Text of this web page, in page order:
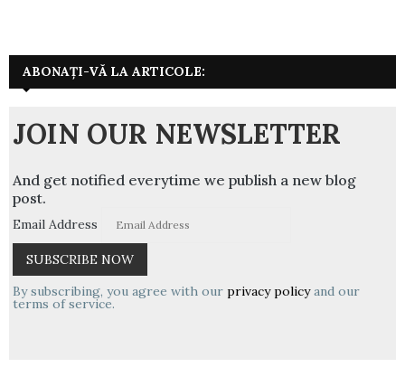
ABONAȚI-VĂ LA ARTICOLE:
JOIN OUR NEWSLETTER
And get notified everytime we publish a new blog
post.
Email Address
By subscribing, you agree with our privacy policyand our
terms of service.